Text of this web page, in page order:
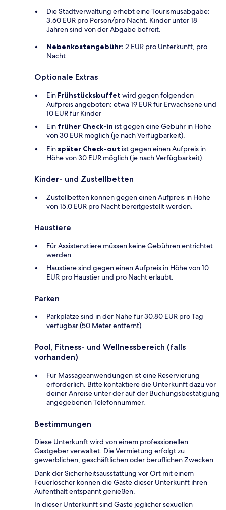
Die Stadtverwaltung erhebt eine Tourismusabgabe:
3.60 EUR pro Person/pro Nacht. Kinder unter 18
Jahren sind von der Abgabe befreit.
Nebenkostengebühr: 2 EUR pro Unterkunft, pro
Nacht
Optionale Extras
Ein Frühstücksbuffet wird gegen folgenden
Aufpreis angeboten: etwa 19 EUR für Erwachsene und
10 EUR für Kinder
Ein früher Check-in ist gegen eine Gebühr in Höhe
von 30 EUR möglich (je nach Verfügbarkeit).
Ein später Check-out ist gegen einen Aufpreis in
Höhe von 30 EUR möglich (je nach Verfügbarkeit).
Kinder- und Zustellbetten
Zustellbetten können gegen einen Aufpreis in Höhe
von 15.0 EUR pro Nacht bereitgestellt werden.
Haustiere
Für Assistenztiere müssen keine Gebühren entrichtet
werden
Haustiere sind gegen einen Aufpreis in Höhe von 10
EUR pro Haustier und pro Nacht erlaubt.
Parken
Parkplätze sind in der Nähe für 30.80 EUR pro Tag
verfügbar (50 Meter entfernt).
Pool, Fitness- und Wellnessbereich (falls
vorhanden)
Für Massageanwendungen ist eine Reservierung
erforderlich. Bitte kontaktiere die Unterkunft dazu vor
deiner Anreise unter der auf der Buchungsbestätigung
angegebenen Telefonnummer.
Bestimmungen
Diese Unterkunft wird von einem professionellen
Gastgeber verwaltet. Die Vermietung erfolgt zu
gewerblichen, geschäftlichen oder beruflichen Zwecken.
Dank der Sicherheitsausstattung vor Ort mit einem
Feuerlöscher können die Gäste dieser Unterkunft ihren
Aufenthalt entspannt genießen.
In dieser Unterkunft sind Gäste jeglicher sexuellen